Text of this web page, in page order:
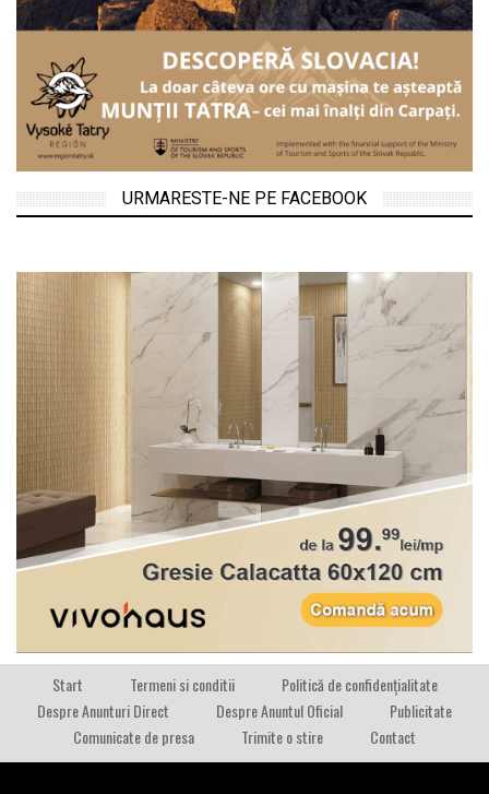
URMARESTE-NE PE FACEBOOK
Start Termeni si conditii
Politică de confidențialitate
Despre Anunturi Direct
Despre Anuntul Oficial
Publicitate
Comunicate de presa
Trimite o stire Contact